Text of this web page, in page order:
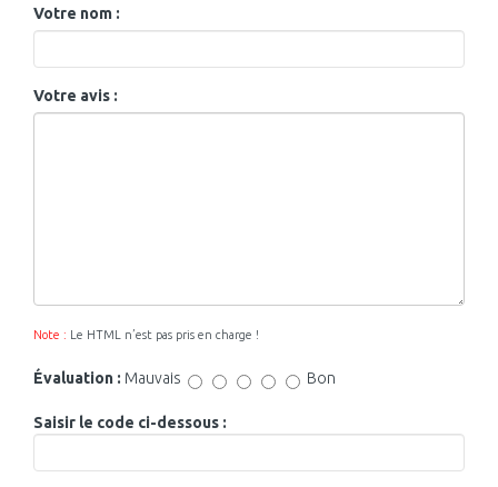
Votre nom :
Votre avis :
Note : Le HTML n’est pas pris en charge !
Évaluation : Mauvais Bon
Saisir le code ci-dessous :